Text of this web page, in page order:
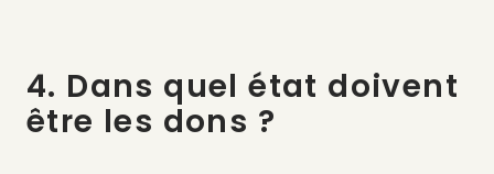
4. Dans quel état doivent
être les dons ?